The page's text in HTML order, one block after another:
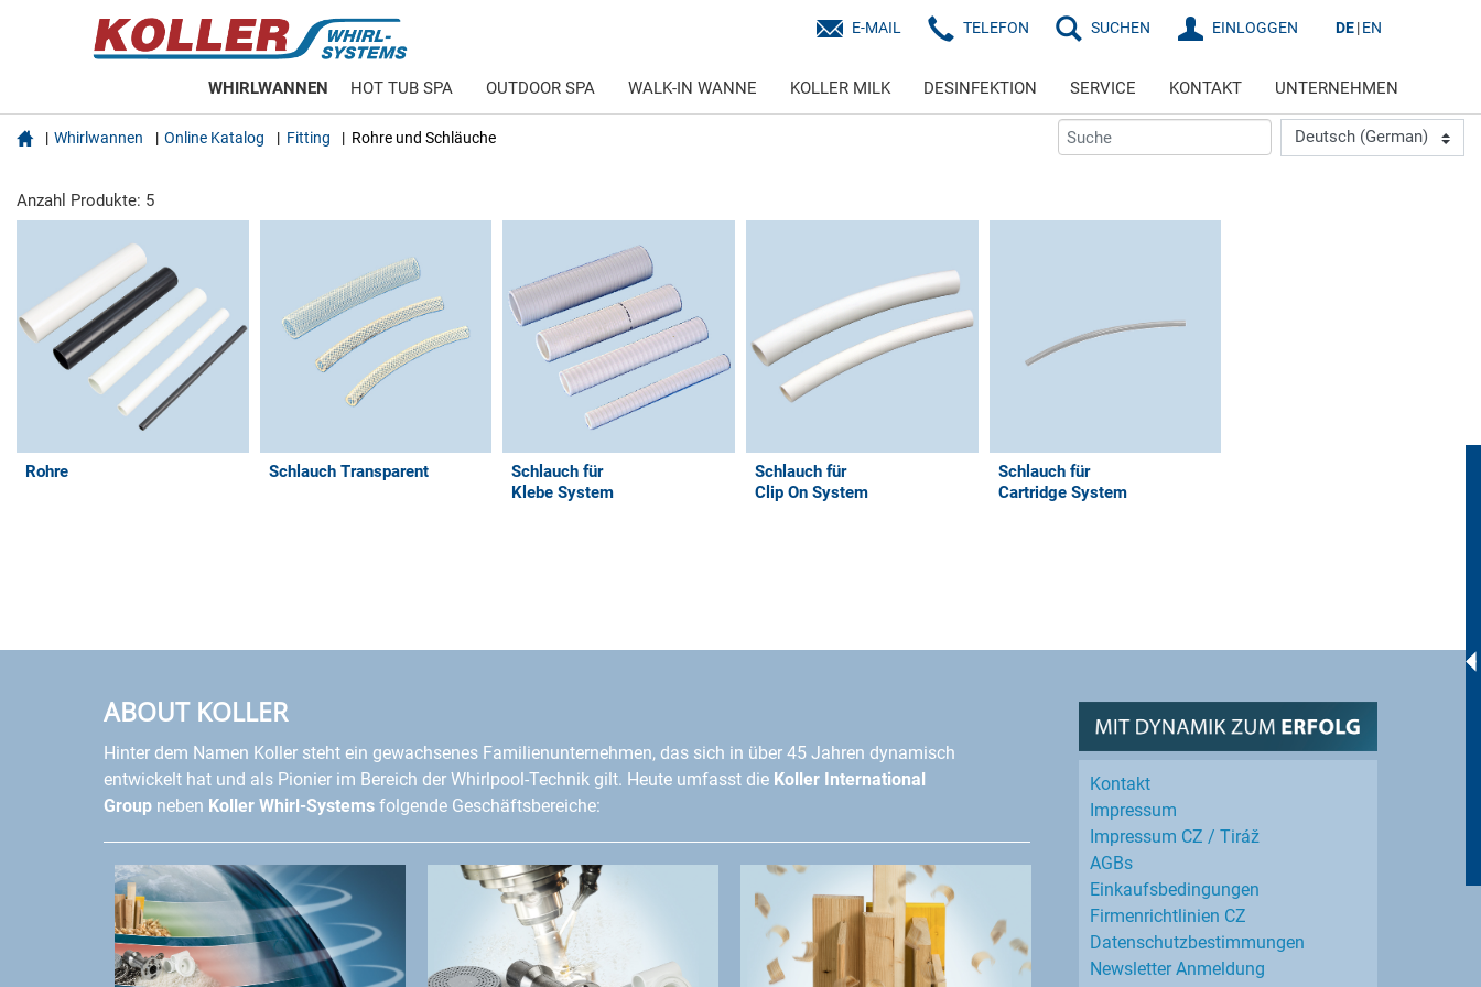
E-MAIL TELEFON SUCHEN EINLOGGEN DE EN
WHIRLWANNEN HOT TUB SPA OUTDOOR SPA WALK-IN WANNE KOLLER MILK DESINFEKTION SERVICE KONTAKT UNTERNEHMEN
 Whirlwannen Online Katalog Fitting Rohre und Schläuche
Anzahl Produkte: 5
Rohre Schlauch Transparent
Schlauch für
Klebe System
Schlauch für
Clip On System
Schlauch für
Cartridge System
ABOUT KOLLER
Hinter dem Namen Koller steht ein gewachsenes Familienunternehmen, das sich in über 45 Jahren dynamisch
entwickelt hat und als Pionier im Bereich der Whirlpool-Technik gilt. Heute umfasst die Koller International
Group neben Koller Whirl-Systems folgende Geschäftsbereiche:
Kontakt
Impressum
Impressum CZ / Tiráž
AGBs
Einkaufs­bedingungen
Firmenrichtlinien CZ
Datenschutz­bestimmungen
Newsletter Anmeldung